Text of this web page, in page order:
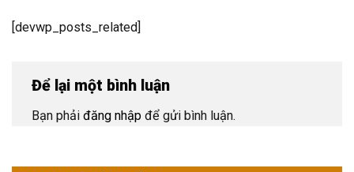
[devwp_posts_related]
Để lại một bình luận
Bạn phải đăng nhập để gửi bình luận.